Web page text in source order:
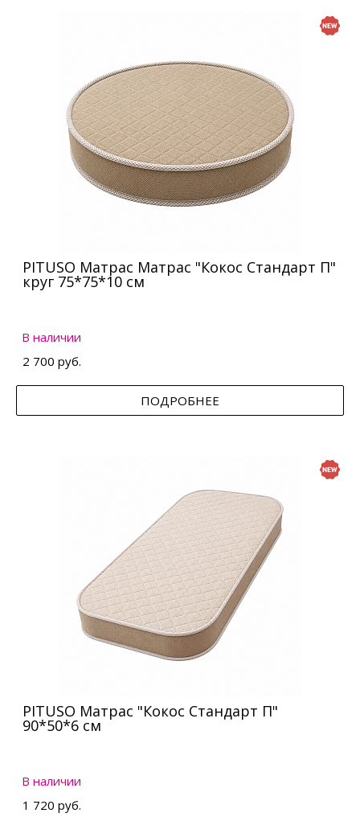
PITUSO Матрас Матрас "Кокос Стандарт П"
круг 75*75*10 см
В наличии
2 700 руб.
ПОДРОБНЕЕ
PITUSO Матрас "Кокос Стандарт П"
90*50*6 см
В наличии
1 720 руб.